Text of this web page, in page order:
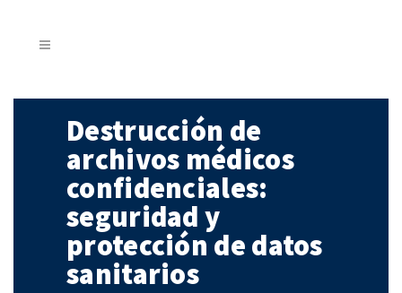
Destrucción de
archivos médicos
confidenciales:
seguridad y
protección de datos
sanitarios